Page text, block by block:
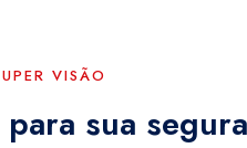
VISÃO
sua